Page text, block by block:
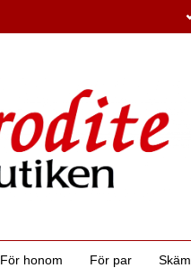
För honom För par